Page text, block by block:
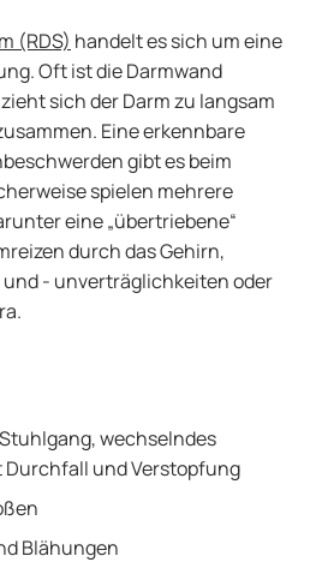
(RDS) handelt es sich um eine
Oft ist die Darmwand
sich der Darm zu langsam
Eine erkennbare
gibt es beim
spielen mehrere
eine „übertriebene“
durch das Gehirn,
- unverträglichkeiten oder
wechselndes
und Verstopfung
Blähungen